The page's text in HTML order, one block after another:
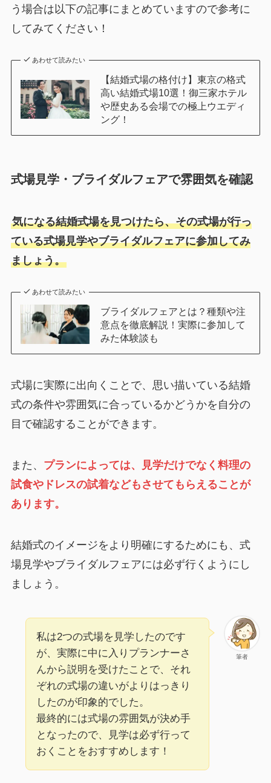
う場合は以下の記事にまとめていますので参考に
してみてください！
あわせて読みたい
【結婚式場の格付け】東京の格式
高い結婚式場10選！御三家ホテル
や歴史ある会場での極上ウエディ
ング！
式場見学・ブライダルフェアで雰囲気を確認
気になる結婚式場を見つけたら、その式場が行っ
ている式場見学やブライダルフェアに参加してみ
ましょう。
あわせて読みたい
ブライダルフェアとは？種類や注
意点を徹底解説！実際に参加して
みた体験談も
式場に実際に出向くことで、思い描いている結婚
式の条件や雰囲気に合っているかどうかを自分の
目で確認することができます。
また、 プランによっては、見学だけでなく料理の
試食やドレスの試着などもさせてもらえることが
あります。
結婚式のイメージをより明確にするためにも、式
場見学やブライダルフェアには必ず行くようにし
ましょう。
筆者
私は2つの式場を見学したのです
が、実際に中に入りプランナーさ
んから説明を受けたことで、それ
ぞれの式場の違いがよりはっきり
したのが印象的でした。
最終的には式場の雰囲気が決め手
となったので、見学は必ず行って
おくことをおすすめします！